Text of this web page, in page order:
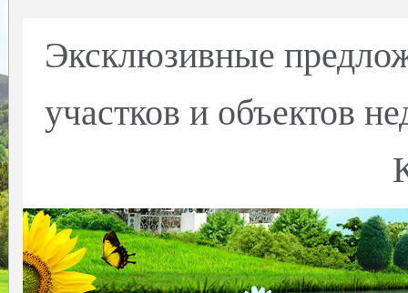
Эксклюзивные
участков и объектов